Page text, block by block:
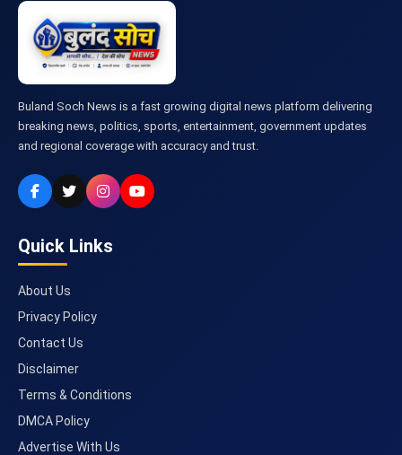
Buland Soch News is a fast growing digital news platform delivering
breaking news, politics, sports, entertainment, government updates
and regional coverage with accuracy and trust.
Quick Links
About Us
Privacy Policy
Contact Us
Disclaimer
Terms & Conditions
DMCA Policy
Advertise With Us